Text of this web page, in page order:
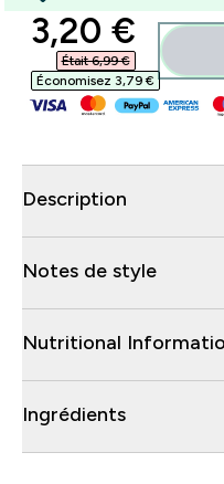
discounted
3,20 €‎
Était 6,99 €‎
Économisez 3,79 €‎
Description
Notes de style
Nutritional
Ingrédients